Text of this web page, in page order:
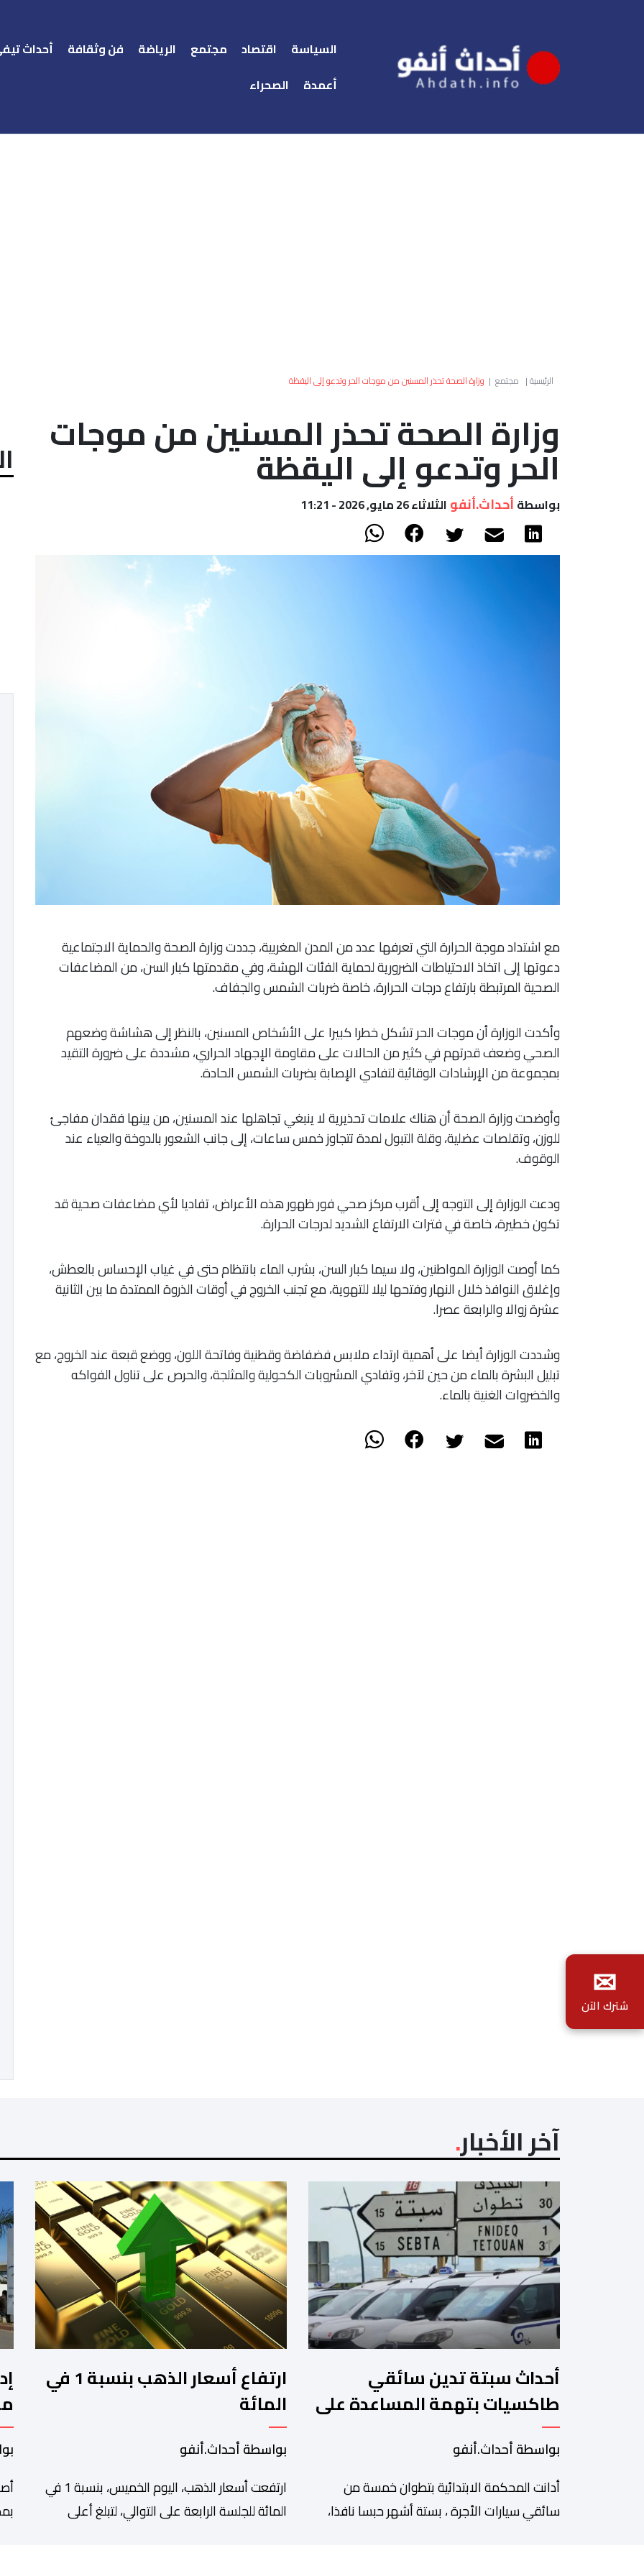
السياسة اقتصاد مجتمع الرياضة فن وثقافة أحداث
أعمدة
الصحراء
الرئيسية| مجتمع | وزارة الصحة تحذر المسنين من موجات الحر وتدعو إلى اليقظة
وزارة الصحة تحذر المسنين من موجات
الحر وتدعو إلى اليقظة
بواسطة أحداث.أنفو الثلاثاء 26 مايو, 2026 - 11:21
مع اشتداد موجة الحرارة التي تعرفها عدد من المدن المغربية، جددت وزارة الصحة والحماية الاجتماعية
دعوتها إلى اتخاذ الاحتياطات الضرورية لحماية الفئات الهشة، وفي مقدمتها كبار السن، من المضاعفات
الصحية المرتبطة بارتفاع درجات الحرارة، خاصة ضربات الشمس والجفاف.
وأكدت الوزارة أن موجات الحر تشكل خطرا كبيرا على الأشخاص المسنين، بالنظر إلى هشاشة وضعهم
الصحي وضعف قدرتهم في كثير من الحالات على مقاومة الإجهاد الحراري، مشددة على ضرورة التقيد
بمجموعة من الإرشادات الوقائية لتفادي الإصابة بضربات الشمس الحادة.
وأوضحت وزارة الصحة أن هناك علامات تحذيرية لا ينبغي تجاهلها عند المسنين، من بينها فقدان مفاجئ
للوزن، وتقلصات عضلية، وقلة التبول لمدة تتجاوز خمس ساعات، إلى جانب الشعور بالدوخة والعياء عند
الوقوف.
ودعت الوزارة إلى التوجه إلى أقرب مركز صحي فور ظهور هذه الأعراض، تفاديا لأي مضاعفات صحية قد
تكون خطيرة، خاصة في فترات الارتفاع الشديد لدرجات الحرارة.
كما أوصت الوزارة المواطنين، ولا سيما كبار السن، بشرب الماء بانتظام حتى في غياب الإحساس بالعطش،
وإغلاق النوافذ خلال النهار وفتحها ليلا للتهوية، مع تجنب الخروج في أوقات الذروة الممتدة ما بين الثانية
عشرة زوالا والرابعة عصرا.
وشددت الوزارة أيضا على أهمية ارتداء ملابس فضفاضة وقطنية وفاتحة اللون، ووضع قبعة عند الخروج، مع
تبليل البشرة بالماء من حين لآخر، وتفادي المشروبات الكحولية والمثلجة، والحرص على تناول الفواكه
والخضروات الغنية بالماء.
آخر الأخبار
أحداث سبتة تدين سائقي
طاكسيات بتهمة المساعدة على
الهجرة غير النظامية
بواسطة أحداث.أنفو
أدانت المحكمة الابتدائية بتطوان خمسة من
سائقي سيارات الأجرة ، بستة أشهر حبسا نافذا،
ارتفاع أسعار الذهب بنسبة 1 في
المائة
بواسطة أحداث.أنفو
ارتفعت أسعار الذهب، اليوم الخميس، بنسبة 1 في
المائة للجلسة الرابعة على التوالي، لتبلغ أعلى
✉
شترك الآن